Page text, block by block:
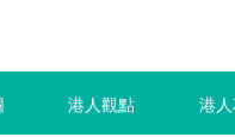
港人觀點 港